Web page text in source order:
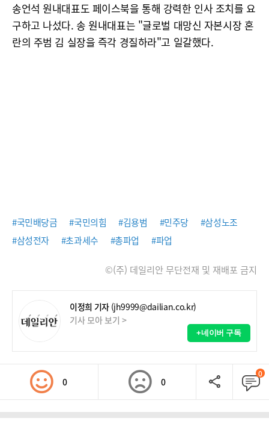
송언석 원내대표도 페이스북을 통해 강력한 인사 조치를 요
구하고 나섰다. 송 원내대표는 "글로벌 대망신 자본시장 혼
란의 주범 김 실장을 즉각 경질하라"고 일갈했다.
#국민배당금 #국민의힘 #김용범 #민주당
#삼성노조
#삼성전자
#초과세수 #총파업 #파업
©(주) 데일리안 무단전재 및 재배포 금지
이정희 기자 (jh9999@dailian.co.kr)
기사 모아 보기 >
+네이버 구독
0 0
0